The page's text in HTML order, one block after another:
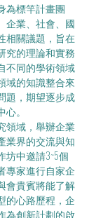
為標竿計畫團
企業、社會、國
相關議題，旨在
究的理論和實務
不同的學術領域
域的知識整合來
題，期望逐步成
。
領域，舉辦企業
業界的交流與知
中邀請3~5個
專家進行自家企
會貴賓將能了解
的心路歷程，企
為創新計劃的啟